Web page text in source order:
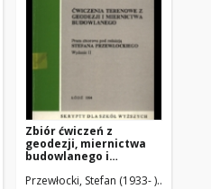
Andrzejowski, Zdzisław. [et al.]
Zbiór ćwiczeń z
geodezji, miernictwa
budowlanego i
2, Geodezyjna
Przewłocki, Stefan (1933- ).